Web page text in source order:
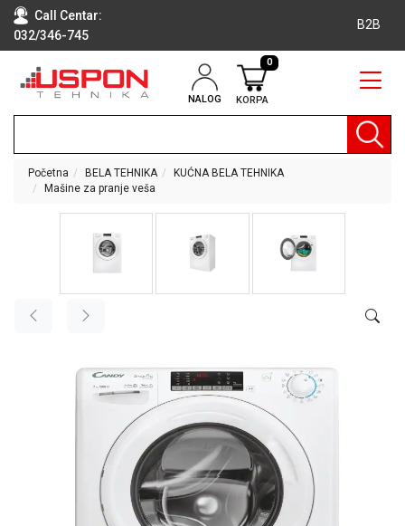
Call Centar:
032/346-745
B2B
NALOG KORPA
0
RAČUNARI
TEHNIKA
KLIME I
DODATNA
Početna BELA TEHNIKA
KUĆNA BELA TEHNIKA
Mašine za pranje veša